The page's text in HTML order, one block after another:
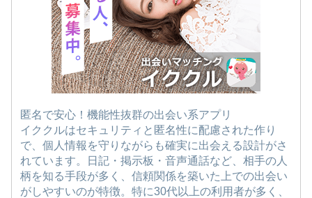
匿名で安心！機能性抜群の出会い系アプリ
イククルはセキュリティと匿名性に配慮された作り
で、個人情報を守りながらも確実に出会える設計がさ
れています。日記・掲示板・音声通話など、相手の人
柄を知る手段が多く、信頼関係を築いた上での出会い
がしやすいのが特徴。特に30代以上の利用者が多く、